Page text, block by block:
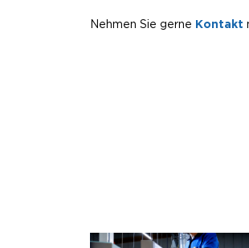
Nehmen Sie gerne Kontakt